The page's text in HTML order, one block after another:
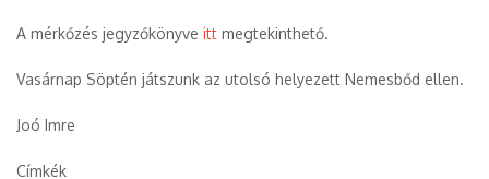
A mérkőzés jegyzőkönyve itt megtekinthető.
Vasárnap Söptén játszunk az utolsó helyezett Nemesbőd ellen.
Joó Imre
Címkék